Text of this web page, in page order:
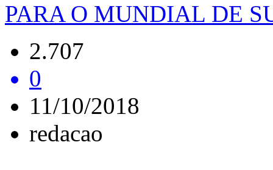
PARA O MUNDIAL DE
2.707
0
11/10/2018
redacao